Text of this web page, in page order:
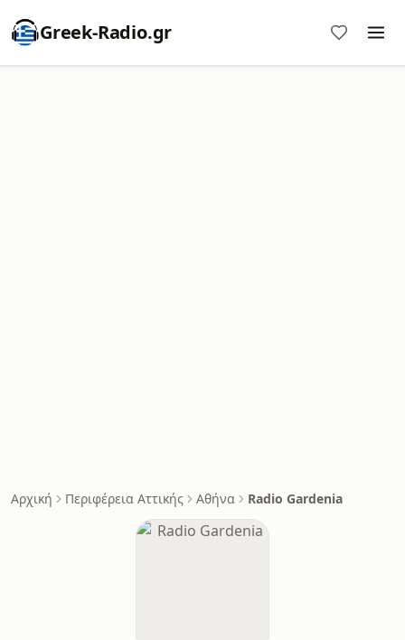
Greek-Radio.gr
Αρχική Περιφέρεια Αττικής Αθήνα Radio Gardenia